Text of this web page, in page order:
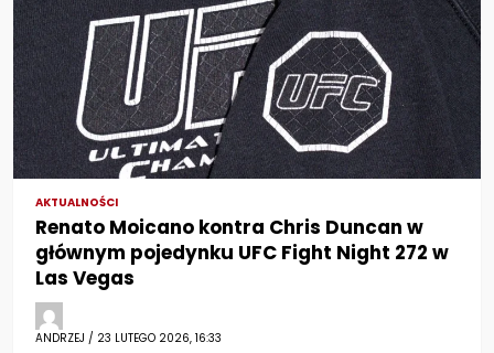
AKTUALNOŚCI
Renato Moicano kontra Chris Duncan w
głównym pojedynku UFC Fight Night 272 w
Las Vegas
ANDRZEJ / 23 LUTEGO 2026, 16:33